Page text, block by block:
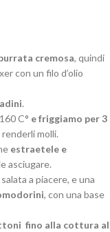
cremosa, quindi
con un filo d’olio
.
C° e friggiamo per 3
molli.
estraetele e
asciugare.
a piacere, e una
, con una base
fino alla cottura al